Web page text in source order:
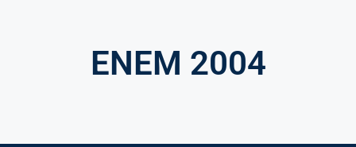
ENEM 2004